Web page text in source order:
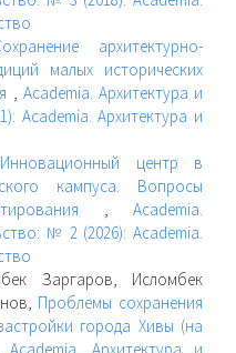
архитектурно-
малых исторических
, Academia. Архитектура и
Academia. Архитектура и
Инновационный центр в
кампуса. Вопросы
,Academia.
№ 2 (2026): Academia.
Заргаров, Исломбек
Проблемы сохранения
города Хивы (на